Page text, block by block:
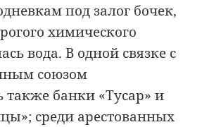
под залог бочек,
химического
вода. В одной связке с
союзом
банки «Тусар» и
среди арестованных